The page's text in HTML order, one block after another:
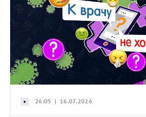
26:05 | 16.07.2026